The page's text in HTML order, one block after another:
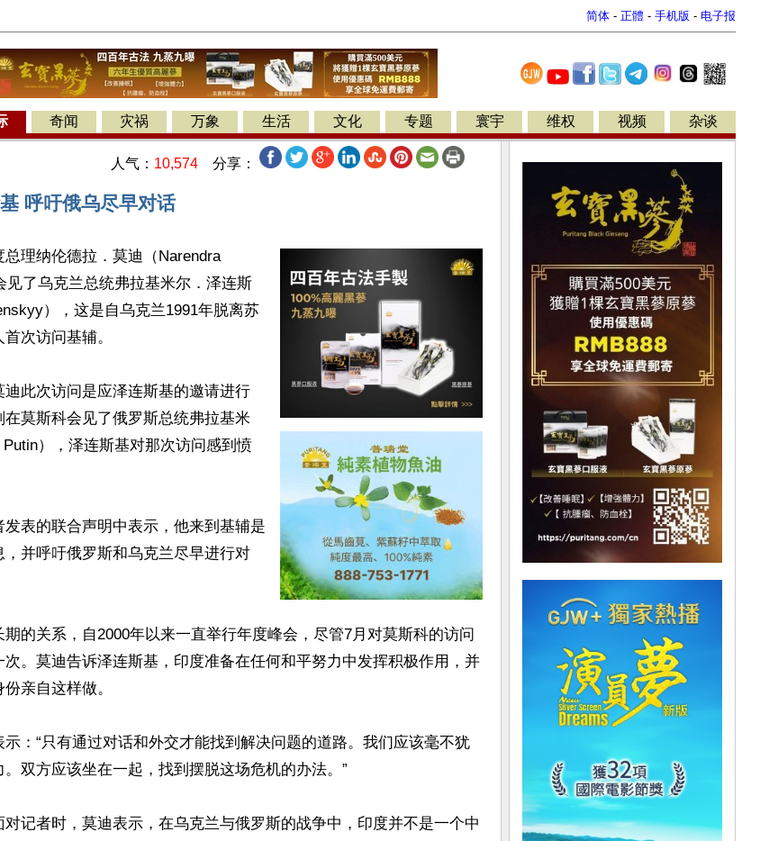
简体 - 正體 - 手机版 - 电子报
奇闻 灾祸 万象 生活 文化 专题 寰宇 维权 视频 杂谈
人气： 10,574 分享：
呼吁俄乌尽早对话
总理纳伦德拉．莫迪（Narendra
见了乌克兰总统弗拉基米尔．泽连斯
），这是自乌克兰1991年脱离苏
次访问基辅。
此次访问是应泽连斯基的邀请进行
莫斯科会见了俄罗斯总统弗拉基米
），泽连斯基对那次访问感到愤
表的联合声明中表示，他来到基辅是
，并呼吁俄罗斯和乌克兰尽早进行对
的关系，自2000年以来一直举行年度峰会，尽管7月对莫斯科的访问
次。莫迪告诉泽连斯基，印度准备在任何和平努力中发挥积极作用，并
亲自这样做。
：“只有通过对话和外交才能找到解决问题的道路。我们应该毫不犹
双方应该坐在一起，找到摆脱这场危机的办法。”
记者时，莫迪表示，在乌克兰与俄罗斯的战争中，印度并不是一个中